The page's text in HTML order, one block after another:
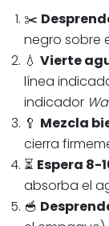
✂️
negro sobre
💧 Vierte
línea
indicador
🥄 Mezcla
cierra
⏳ Espera 8-
absorba el
🥣